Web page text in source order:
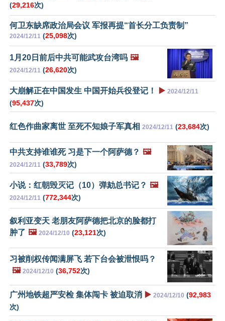
(29,216次)
何卫东缺席政治局会议 军报再提“首长分工负责制”
2024/12/11 (25,098次)
1月20日前后中共可能武攻台湾吗 🖼️
2024/12/11 (26,620次)
大崩解正在中国发生 中国开始兵役登记！ ▶️ 2024/12/11
(95,437次)
红色作曲家离世 至死不知娘子军真相 2024/12/11 (23,684次)
中共支持谁谁死 习是下一个阿萨德？ 🖼️
2024/12/11 (33,789次)
小说：红朝毁灭记（10）弹劾总书记？ 🖼️
2024/12/11 (772,344次)
叙利亚变天 老朋友阿萨德把北京的脸都打
肿了 🖼️ 2024/12/10 (23,121次)
习被削权传闻满屏飞 若下台会被泄恨吗？
🖼️ 2024/12/10 (36,752次)
广州地铁超严安检 集体闯卡 被迫取消 ▶️ 2024/12/10 (92,983
次)